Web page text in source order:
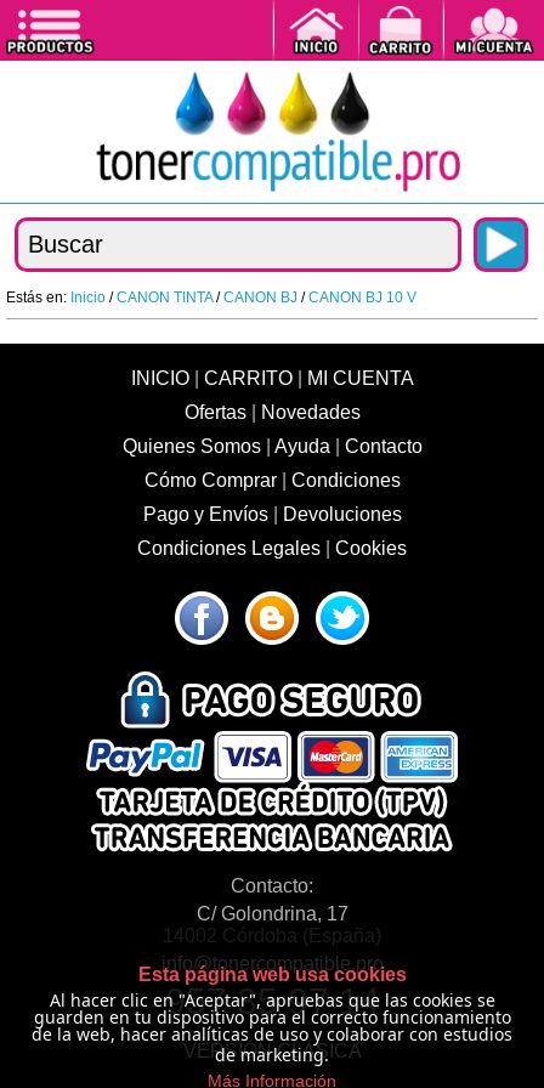
Estás en: Inicio /CANON TINTA/CANON BJ /CANON BJ 10 V
INICIO| CARRITO|
MI CUENTA
Ofertas|
Novedades
Quienes Somos| Ayuda
Contacto
Cómo Comprar| Condiciones
Pago y Envíos|
Devoluciones
Condiciones Legales
Cookies
Contacto:
C/ Golondrina, 17
14002 Córdoba (España)
info@tonercompatible.pro
957 35 97 14
VERSIÓN CLÁSICA
Esta página web usa cookies
Al hacer clic en "Aceptar", apruebas que las cookies se
guarden en tu dispositivo para el correcto funcionamiento
de la web, hacer analíticas de uso y colaborar con estudios
de marketing.
Más Información